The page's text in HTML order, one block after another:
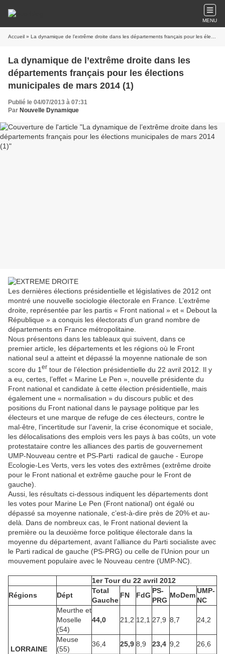
MENU
Accueil » La dynamique de l’extrême droite dans les départements français pour les élections municipales de mars 2014 (1)
La dynamique de l’extrême droite dans les
départements français pour les élections
municipales de mars 2014 (1)
Publié le 04/07/2013 à 07:31
Par Nouvelle Dynamique
Les dernières élections présidentielle et législatives de 2012 ont
montré une nouvelle sociologie électorale en France. L’extrême
droite, représentée par les partis « Front national » et « Debout la
République » a conquis les électorats d’un grand nombre de
départements en France métropolitaine.
Nous présentons dans les tableaux qui suivent, dans ce
premier article, les départements et les régions où le Front
national seul a atteint et dépassé la moyenne nationale de son
score du 1 er tour de l’élection présidentielle du 22 avril 2012. Il y
a eu, certes, l’effet « Marine Le Pen », nouvelle présidente du
Front national et candidate à cette élection présidentielle, mais
également une « normalisation » du discours public et des
positions du Front national dans le paysage politique par les
électeurs et une marque de refuge de ces électeurs, contre le
mal-être, l’incertitude sur l’avenir, la crise économique et sociale,
les délocalisations des emplois vers les pays à bas coûts, un vote
protestataire contre les alliances des partis de gouvernement
UMP-Nouveau centre et PS-Parti radical de gauche - Europe
Ecologie-Les Verts, vers les votes des extrêmes (extrême droite
pour le Front national et extrême gauche pour le Front de
gauche).
Aussi, les résultats ci-dessous indiquent les départements dont
les votes pour Marine Le Pen (Front national) ont égalé ou
dépassé sa moyenne nationale, c’est-à-dire près de 20% et au-
delà. Dans de nombreux cas, le Front national devient la
première ou la deuxième force politique électorale dans la
moyenne du département, avant l’alliance du Parti socialiste avec
le Parti radical de gauche (PS-PRG) ou celle de l'Union pour un
mouvement populaire avec le Nouveau centre (UMP-NC).
1er Tour du 22 avril 2012
Régions
Dépt
Total
Gauche
FN FdG
PS-
PRG
MoDem
UMP-
NC
LORRAINE
Meurthe et
Moselle
(54)
44,0 21,2 12,1 27,9 8,7 24,2
Meuse
(55)
36,4 25,9 8,9 23,4 9,2
26,6